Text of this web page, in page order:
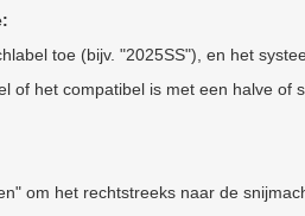
toe (bijv. "2025SS"), en het
of het compatibel is met een halve of
om het rechtstreeks naar de